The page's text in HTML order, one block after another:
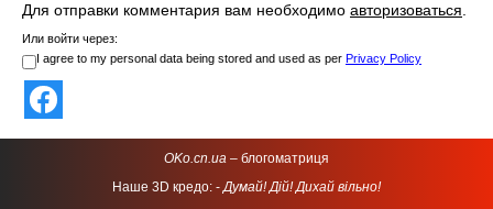
Для отправки комментария вам необходимо авторизоваться.
Или войти через:
I agree to my personal data being stored and used as per Privacy Policy
OKo.cn.ua – блогоматриця
Наше 3D кредо: -Думай! Дій! Дихай вільно!